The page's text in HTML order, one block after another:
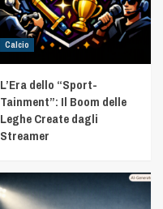
Calcio
L’Era dello “Sport-
Tainment”: Il Boom delle
Leghe Create dagli
Streamer